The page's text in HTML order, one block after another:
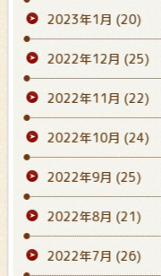
2023年1月 (20)
2022年12月 (25)
2022年11月 (22)
2022年10月 (24)
2022年9月 (25)
2022年8月 (21)
2022年7月 (26)